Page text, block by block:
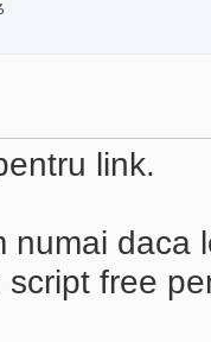
link.
numai daca
free